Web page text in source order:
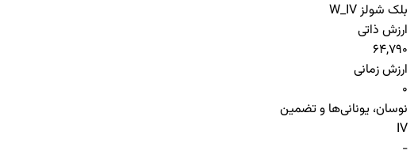
بلک شولز W_IV
ارزش ذاتی
64,790
ارزش زمانی
0
نوسان، یونانی‌ها و تضمین
IV
-